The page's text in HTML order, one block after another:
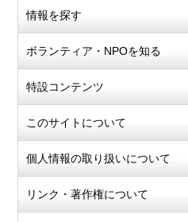
情報を探す
ボランティア・NPOを知る
特設コンテンツ
このサイトについて
個人情報の取り扱いについて
リンク・著作権について